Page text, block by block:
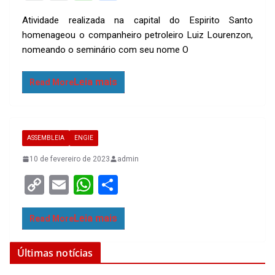
py
Li
n
k
ail at
s
A
p
ar
e
Atividade realizada na capital do Espirito Santo
homenageou o companheiro petroleiro Luiz Lourenzon,
nomeando o seminário com seu nome O
Read More
ASSEMBLEIA ENGIE
10 de fevereiro de 2023 admin
C
o
py
Li
n
E
m
ail
W
h
at
s
A
h
ar
Read More
Últimas notícias